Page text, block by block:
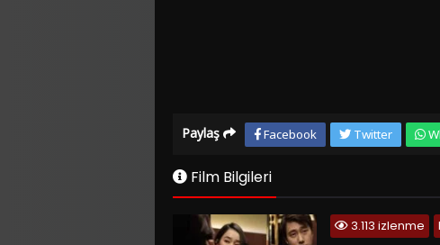
Paylaş Facebook Twitter
Film Bilgileri
3.113 izlenme